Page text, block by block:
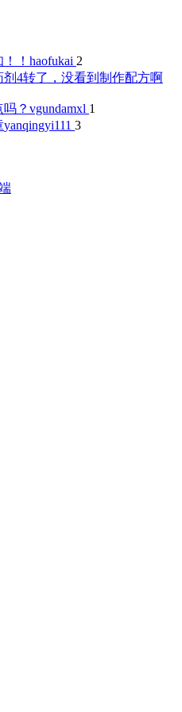
！ haofukai 2
4转了，没看到制作配方啊
？ vgundamxl 1
yanqingyi111 3